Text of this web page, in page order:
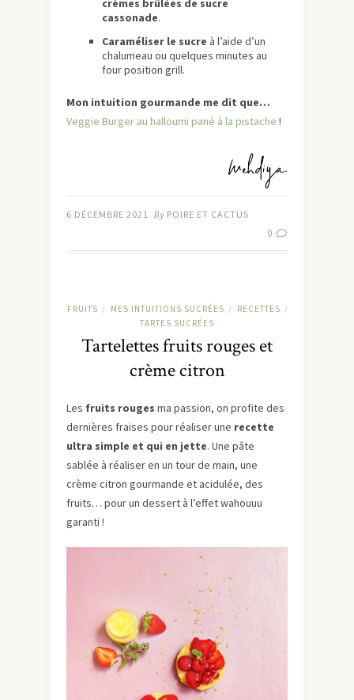
crèmes brûlées de sucre
cassonade.
Caraméliser le sucre à l’aide d’un
chalumeau ou quelques minutes au
four position grill.
Mon intuition gourmande me dit que…
Veggie Burger au halloumi pané à la pistache !
6 DÉCEMBRE 2021 By POIRE ET CACTUS
0
FRUITS / MES INTUITIONS SUCRÉES / RECETTES /
TARTES SUCRÉES
Tartelettes fruits rouges et
crème citron
Les fruits rouges ma passion, on profite des
dernières fraises pour réaliser une recette
ultra simple et qui en jette. Une pâte
sablée à réaliser en un tour de main, une
crème citron gourmande et acidulée, des
fruits… pour un dessert à l’effet wahouuu
garanti !